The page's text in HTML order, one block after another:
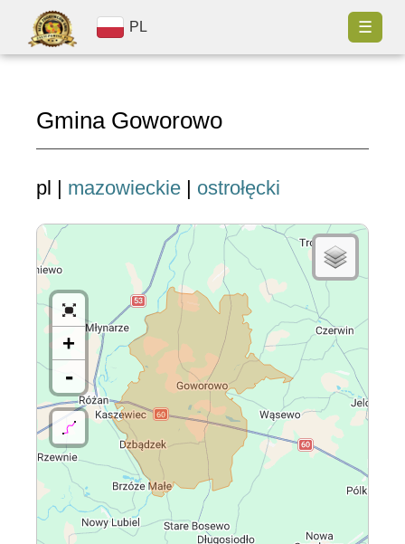
PL ☰
Gmina Goworowo
pl | mazowieckie | ostrołęcki
+
-